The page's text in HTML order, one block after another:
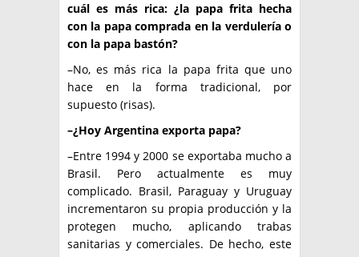
cuál es más rica: ¿la papa frita hecha
con la papa comprada en la verdulería o
con la papa bastón?
–No, es más rica la papa frita que uno
hace en la forma tradicional, por
supuesto (risas).
–¿Hoy Argentina exporta papa?
–Entre 1994 y 2000 se exportaba mucho a
Brasil. Pero actualmente es muy
complicado. Brasil, Paraguay y Uruguay
incrementaron su propia producción y la
protegen mucho, aplicando trabas
sanitarias y comerciales. De hecho, este